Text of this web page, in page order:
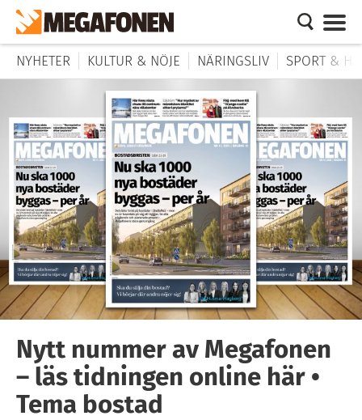
NYHETER KULTUR & NÖJE NÄRINGSLIV SPORT &
Nytt nummer av Megafonen
– läs tidningen online här •
Tema bostad